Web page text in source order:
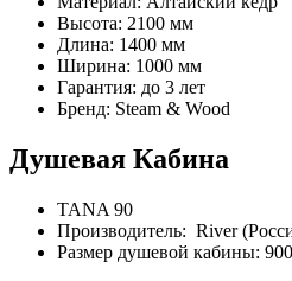
Высота: 2100 мм
Длина: 1400 мм
Ширина: 1000 мм
Гарантия: до 3 лет
Бренд: Steam & Wood
Душевая Кабина
TANA 90
Производитель: River
Размер душевой кабины: